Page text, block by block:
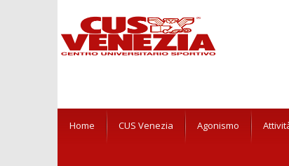
Home CUS Venezia Agonismo